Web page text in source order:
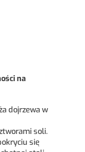
na
dojrzewa w
soli.
się